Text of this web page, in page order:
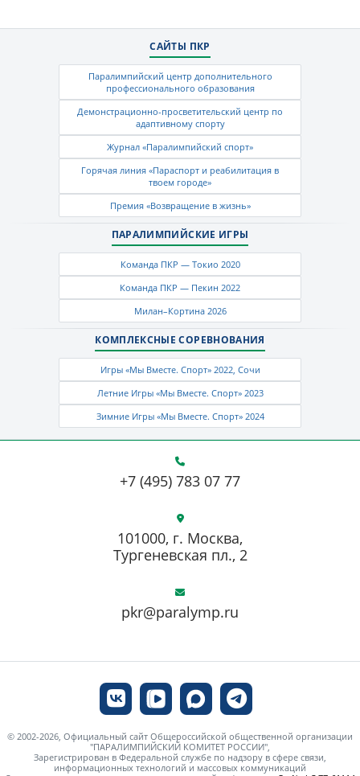
САЙТЫ ПКР
Паралимпийский центр дополнительного
профессионального образования
Демонстрационно-просветительский центр по
адаптивному спорту
Журнал «Паралимпийский спорт»
Горячая линия «Параспорт и реабилитация в
твоем городе»
Премия «Возвращение в жизнь»
ПАРАЛИМПИЙСКИЕ ИГРЫ
Команда ПКР — Токио 2020
Команда ПКР — Пекин 2022
Милан–Кортина 2026
КОМПЛЕКСНЫЕ СОРЕВНОВАНИЯ
Игры «Мы Вместе. Спорт» 2022, Сочи
Летние Игры «Мы Вместе. Спорт» 2023
Зимние Игры «Мы Вместе. Спорт» 2024
+7 (495) 783 07 77
pkr@paralymp.ru
101000, г. Москва,
Тургеневская пл., 2
© 2002-2026, Официальный сайт Общероссийской общественной организации
"ПАРАЛИМПИЙСКИЙ КОМИТЕТ РОССИИ",
Зарегистрирован в Федеральной службе по надзору в сфере связи,
информационных технологий и массовых коммуникаций